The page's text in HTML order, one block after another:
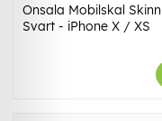
Onsala Mobilskal Skinn
Svart - iPhone X / XS